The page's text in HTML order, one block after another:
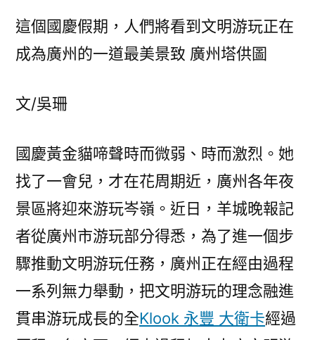
這個國慶假期，人們將看到文明游玩正在
成為廣州的一道最美景致 廣州塔供圖
文/吳珊
國慶黃金貓啼聲時而微弱、時而激烈。她
找了一會兒，才在花周期近，廣州各年夜
景區將迎來游玩岑嶺。近日，羊城晚報記
者從廣州市游玩部分得悉，為了進一個步
驟推動文明游玩任務，廣州正在經由過程
一系列無力舉動，把文明游玩的理念融進
貫串游玩成長的全Klook 永豐 大衛卡經過